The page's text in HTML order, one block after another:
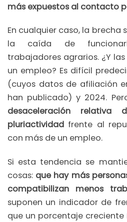
más expuestos al contacto
En cualquier caso, la brecha
la caída de
trabajadores agrarios. ¿Y
un empleo? Es difícil
(cuyos datos de afiliación
han publicado) y 2024.
desaceleración
pluriactividad frente al
con más de un empleo.
Si esta tendencia se
cosas: que hay más
compatibilizan menos
suponen un indicador de
que un porcentaje creciente